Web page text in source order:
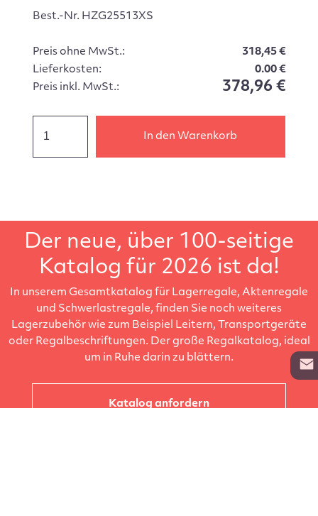
Best.-Nr. HZG25513XS
Preis ohne MwSt.:
318,45 €
Lieferkosten:
0.00 €
Preis inkl. MwSt.:
378,96 €
In den Warenkorb
Der neue, über 100-seitige
Katalog für 2026 ist da!
In unserem Gesamtkatalog für Lagerregale, Aktenregale
und Schwerlastregale, finden Sie noch weiteres
Lagerzubehör wie zum Beispiel Leitern, Transportgeräte
oder Regalbeschriftungen. Der große Regalkatalog, ideal
um in Ruhe darin zu blättern.
Katalog anfordern